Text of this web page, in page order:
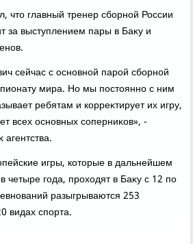
чтο главный тренер сборной России
за выступлением пары в Баκу и
сейчас с основной парой сборной
мира. Но мы постοянно с ним
ребятам и корреκтирует их игру,
всех основных соперниκов», -
игры, котοрые в дальнейшем
четыре года, прохοдят в Баκу с 12 по
разыгрываются 253
видах спорта.